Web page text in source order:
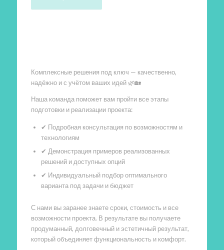
Комплексные решения под ключ — качественно,
надёжно и с учётом ваших идей 🌿🏡
Наша команда поможет вам пройти все этапы
подготовки и реализации проекта:
✔ Подробная консультация по возможностям и
технологиям
✔ Демонстрация примеров реализованных
решений и доступных опций
✔ Индивидуальный подбор оптимального
варианта под задачи и бюджет
С нами вы заранее знаете сроки, стоимость и все
возможности проекта. В результате вы получаете
продуманный, долговечный и эстетичный результат,
который объединяет функциональность и комфорт.